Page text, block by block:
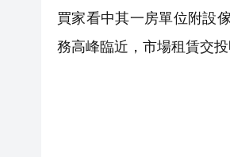
買家看中其一房單位附設
務高峰臨近，市場租賃交